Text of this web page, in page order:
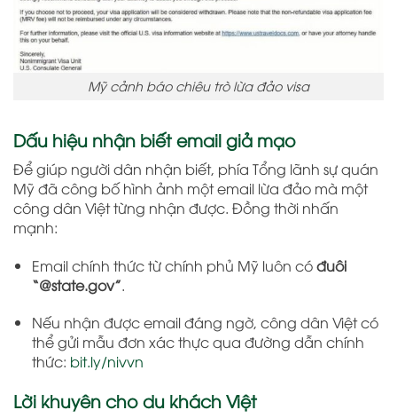
Mỹ cảnh báo chiêu trò lừa đảo visa
Dấu hiệu nhận biết email giả mạo
Để giúp người dân nhận biết, phía Tổng lãnh sự quán
Mỹ đã công bố hình ảnh một email lừa đảo mà một
công dân Việt từng nhận được. Đồng thời nhấn
mạnh:
Email chính thức từ chính phủ Mỹ luôn cóđuôi
“@state.gov”.
Nếu nhận được email đáng ngờ, công dân Việt có
thể gửi mẫu đơn xác thực qua đường dẫn chính
thức: bit.ly/nivvn
Lời khuyên cho du khách Việt